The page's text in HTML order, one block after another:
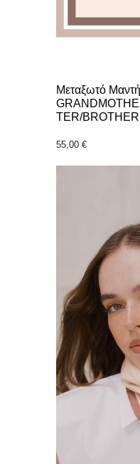
Μεταξωτό
TER/
55,00 €